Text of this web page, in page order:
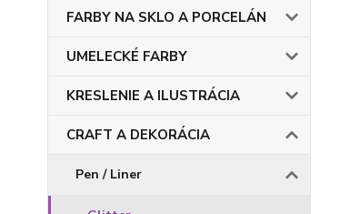
FARBY NA SKLO A PORCELÁN
UMELECKÉ FARBY
KRESLENIE A ILUSTRÁCIA
CRAFT A DEKORÁCIA
Pen / Liner